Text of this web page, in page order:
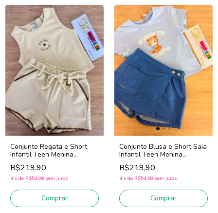
Conjunto Regata e Short
Infantil Teen Menina
Vic.Vicky 94420 (Bege
Claro)
R$219,90
4 x de R$54,98 sem juros
Comprar
Conjunto Blusa e Short Saia
Infantil Teen Menina
Vic.Vicky 96864 (Azul/Jeans)
R$219,90
4 x de R$54,98 sem juros
Comprar